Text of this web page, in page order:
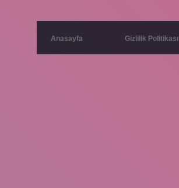
Anasayfa Gizlilik Politikası